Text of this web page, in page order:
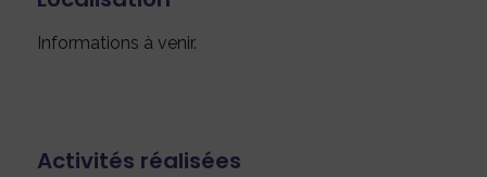
Informations à venir.
Activités réalisées